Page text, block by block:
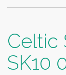
Celtic
SK10